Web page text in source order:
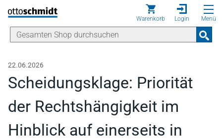
Direkt zum Inhalt
Warenkorb Login Menü
22.06.2026
Scheidungsklage: Priorität
der Rechtshängigkeit im
Hinblick auf einerseits in